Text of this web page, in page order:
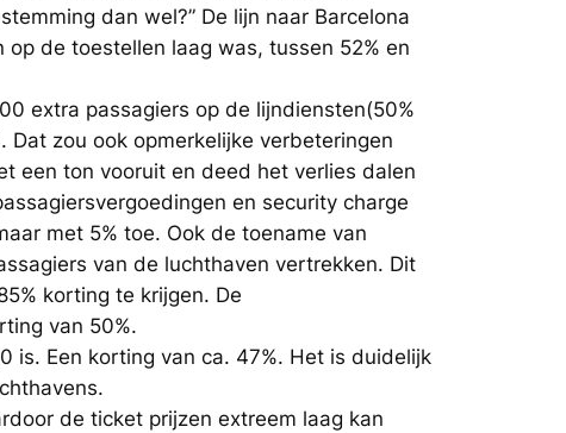
dan wel?” De lijn naar Barcelona
de toestellen laag was, tussen 52% en
extra passagiers op de lijndiensten(50%
zou ook opmerkelijke verbeteringen
een ton vooruit en deed het verlies dalen
en security charge
met 5% toe. Ook de toename van
van de luchthaven vertrekken. Dit
korting te krijgen. De
van 50%.
is. Een korting van ca. 47%. Het is duidelijk
de ticket prijzen extreem laag kan